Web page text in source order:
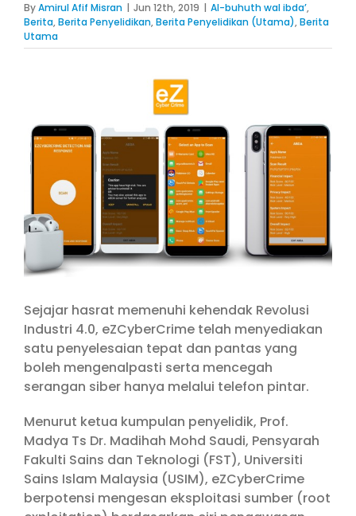
ByAmirul Afif Misran | Jun 12th, 2019 | Al-buhuth wal ibda’,
Berita,Berita Penyelidikan,Berita Penyelidikan (Utama),Berita
Utama
Sejajar hasrat memenuhi kehendak Revolusi
Industri 4.0, eZCyberCrime telah menyediakan
satu penyelesaian tepat dan pantas yang
boleh mengenalpasti serta mencegah
serangan siber hanya melalui telefon pintar.
Menurut ketua kumpulan penyelidik, Prof.
Madya Ts Dr. Madihah Mohd Saudi, Pensyarah
Fakulti Sains dan Teknologi (FST), Universiti
Sains Islam Malaysia (USIM), eZCyberCrime
berpotensi mengesan eksploitasi sumber (root